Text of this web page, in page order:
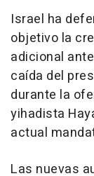
Israel ha
objetivo la
adicional
caída del
durante la
yihadista
actual
Las nuevas